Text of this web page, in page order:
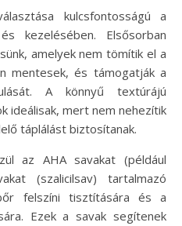
kulcsfontosságú a
kezelésében. Elsősorban
amelyek nem tömítik el a
mentesek, és támogatják a
A könnyű textúrájú
ideálisak, mert nem nehezítik
táplálást biztosítanak.
az AHA savakat (például
(szalicilsav) tartalmazó
felszíni tisztítására és a
Ezek a savak segítenek